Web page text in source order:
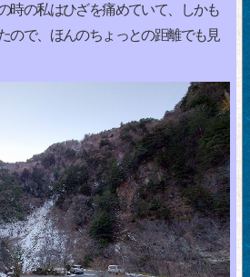
時の私はひざを痛めていて、しかも
ので、ほんのちょっとの距離でも見